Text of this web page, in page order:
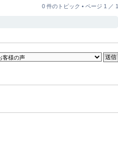
0 件のトピック • ページ 1 ／ 1